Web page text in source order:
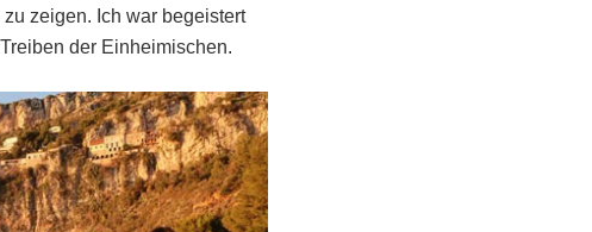
zeigen. Ich war begeistert
der Einheimischen.